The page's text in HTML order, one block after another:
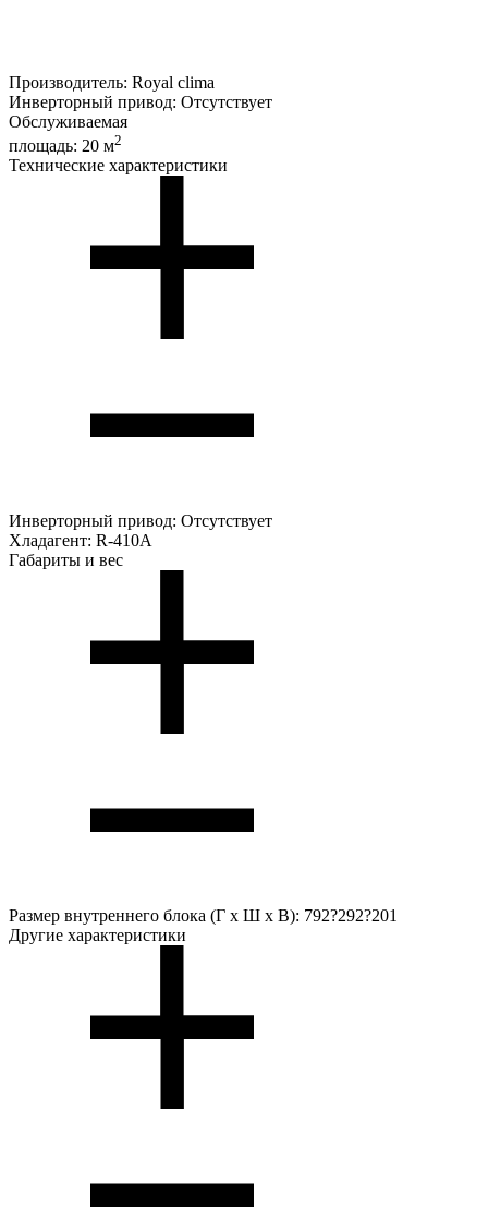
Производитель: Royal clima
Инверторный привод: Отсутствует
Обслуживаемая
площадь: 20 м2
Технические характеристики
Инверторный привод: Отсутствует
Хладагент: R-410A
Габариты и вес
Размер внутреннего блока (Г х Ш х В): 792?292?201
Другие характеристики